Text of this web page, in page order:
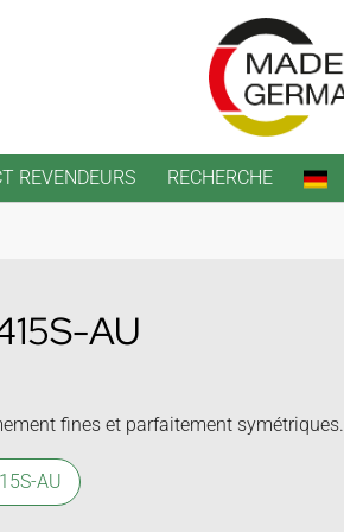
REVENDEURS
RECHERCHE
AU
fines et parfaitement symétriques.
AU